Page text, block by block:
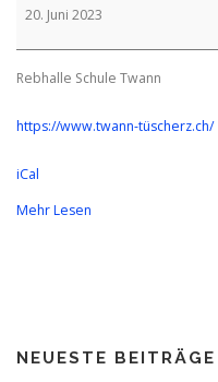
ÜBER UNS
Tüscherz
Gemeindeversammlung
20. Juni 2023
Rebhalle Schule Twann
https://www.twann-tüscherz.ch/
iCal
Mehr Lesen
NEUESTE